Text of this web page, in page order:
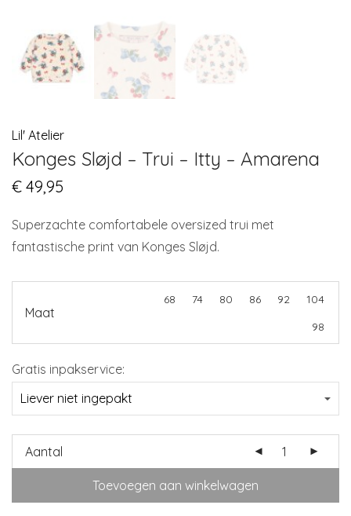
Lil' Atelier
Konges Sløjd – Trui – Itty – Amarena
€ 49,95
Superzachte comfortabele oversized trui met
fantastische print van Konges Sløjd.
Maat
68 74 80 86 92
104
98
Gratis inpakservice:
Aantal
Toevoegen aan winkelwagen